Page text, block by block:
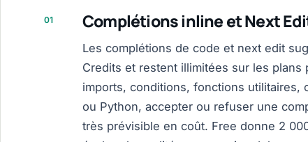
01 Complétions inline et Next
Les complétions de code et next edit
Credits et restent illimitées sur les
imports, conditions, fonctions utilitaires,
ou Python, accepter ou refuser une
très prévisible en coût. Free donne 2